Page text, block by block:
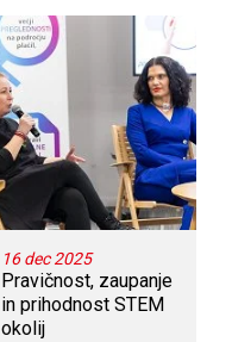
16 dec 2025
Pravičnost, zaupanje
in prihodnost STEM
okolij